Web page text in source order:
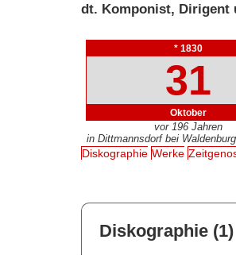
dt. Komponist, Dirigent
* 1830
31
Oktober
vor 196 Jahren
in Dittmannsdorf bei
Diskographie Werke
Diskographie (1)